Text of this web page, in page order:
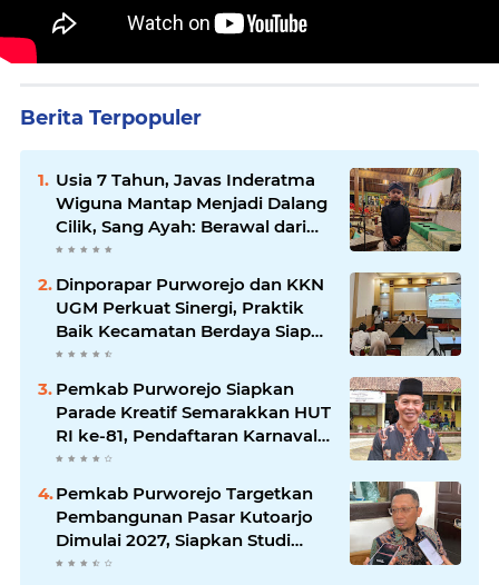
Berita Terpopuler
Usia 7 Tahun, Javas Inderatma
Wiguna Mantap Menjadi Dalang
Cilik, Sang Ayah: Berawal dari
Menonton Wayang di YouTube
Dinporapar Purworejo dan KKN
UGM Perkuat Sinergi, Praktik
Baik Kecamatan Berdaya Siap
Direplikasi
Pemkab Purworejo Siapkan
Parade Kreatif Semarakkan HUT
RI ke-81, Pendaftaran Karnaval
Resmi Dibuka
Pemkab Purworejo Targetkan
Pembangunan Pasar Kutoarjo
Dimulai 2027, Siapkan Studi
Kelayakan hingga DED